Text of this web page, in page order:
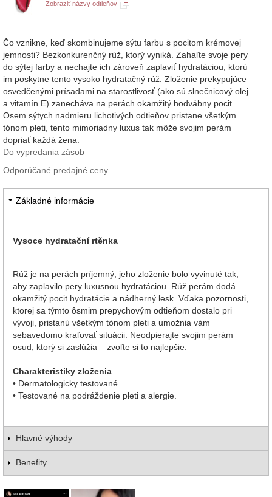
Zobraziť názvy odtieňov
Čo vznikne, keď skombinujeme sýtu farbu s pocitom krémovej
jemnosti? Bezkonkurenčný rúž, ktorý vyniká. Zahaľte svoje pery
do sýtej farby a nechajte ich zároveň zaplaviť hydratáciou, ktorú
im poskytne tento vysoko hydratačný rúž. Zloženie prekypujúce
osvedčenými prísadami na starostlivosť (ako sú slnečnicový olej
a vitamín E) zanecháva na perách okamžitý hodvábny pocit.
Osem sýtych nadmieru lichotivých odtieňov pristane všetkým
tónom pleti, tento mimoriadny luxus tak môže svojim perám
dopriať každá žena.
Do vypredania zásob
Odporúčané predajné ceny.
Základné informácie
Vysoce hydratační rtěnka
Rúž je na perách príjemný, jeho zloženie bolo vyvinuté tak,
aby zaplavilo pery luxusnou hydratáciou. Rúž perám dodá
okamžitý pocit hydratácie a nádherný lesk. Vďaka pozornosti,
ktorej sa týmto ôsmim prepychovým odtieňom dostalo pri
vývoji, pristanú všetkým tónom pleti a umožnia vám
sebavedomo kraľovať situácii. Neodpierajte svojim perám
osud, ktorý si zaslúžia – zvoľte si to najlepšie.
Charakteristiky zloženia
• Dermatologicky testované.
• Testované na podráždenie pleti a alergie.
Hlavné výhody
Benefity